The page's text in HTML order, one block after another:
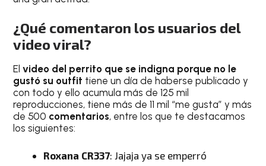
¿Qué comentaron los usuarios del
video viral?
Elvideo del perrito que se indigna porque no le
gustó su outfit tiene un día de haberse publicado y
con todo y ello acumula más de 125 mil
reproducciones, tiene más de 11 mil “me gusta” y más
de 500 comentarios, entre los que te destacamos
los siguientes:
Roxana CR337: Jajaja ya se emperró